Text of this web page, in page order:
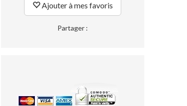
Ajouter à mes favoris
Partager :